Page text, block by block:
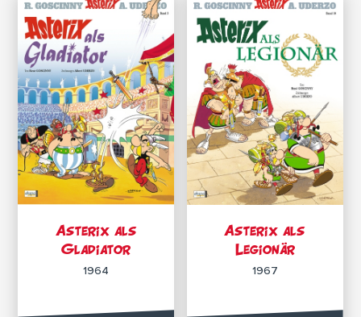
Asterix als
Gladiator
1964
Asterix als
Legionär
1967